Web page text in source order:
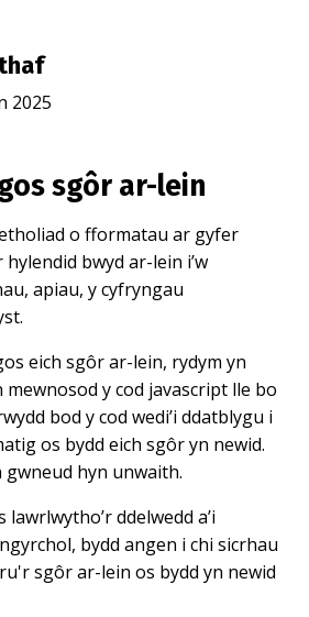
2025
sgôr ar-lein
o fformatau ar gyfer
bwyd ar-lein i’w
apiau, y cyfryngau
eich sgôr ar-lein, rydym yn
y cod javascript lle bo
bod y cod wedi’i ddatblygu i
os bydd eich sgôr yn newid.
gwneud hyn unwaith.
lawrlwytho’r ddelwedd a’i
bydd angen i chi sicrhau
sgôr ar-lein os bydd yn newid